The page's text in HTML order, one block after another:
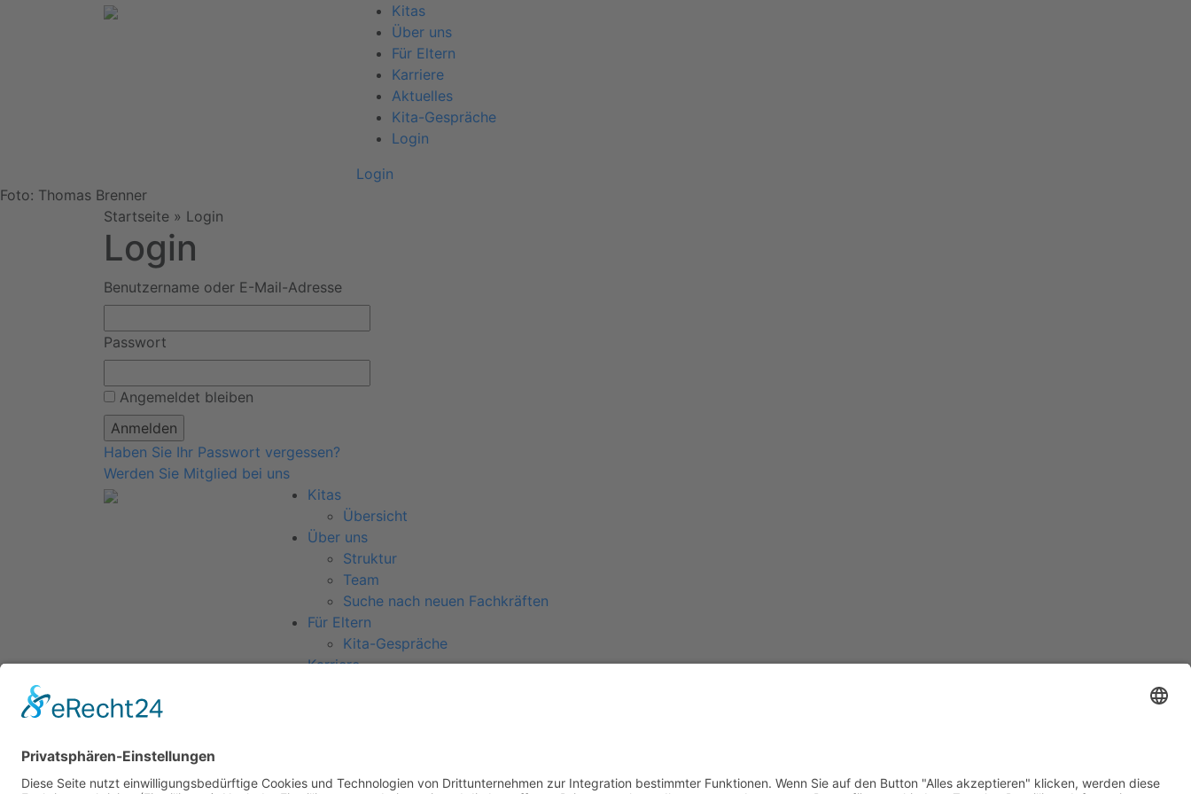
Kitas
Über uns
Für Eltern
Karriere
Aktuelles
Kita-Gespräche
Login
Login
Foto: Thomas Brenner
Startseite » Login
Login
Benutzername oder E-Mail-Adresse
Passwort
Angemeldet bleiben
Haben Sie Ihr Passwort vergessen?
Werden Sie Mitglied bei uns
Kitas
Übersicht
Über uns
Struktur
Team
Suche nach neuen Fachkräften
Für Eltern
Kita-Gespräche
Karriere
Copyright © 2023 |